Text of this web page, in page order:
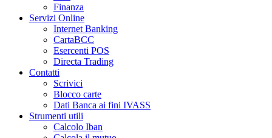
Finanza
Servizi Online
Internet Banking
CartaBCC
Esercenti POS
Directa Trading
Contatti
Scrivici
Blocco carte
Dati Banca ai fini IVASS
Strumenti utili
Calcolo Iban